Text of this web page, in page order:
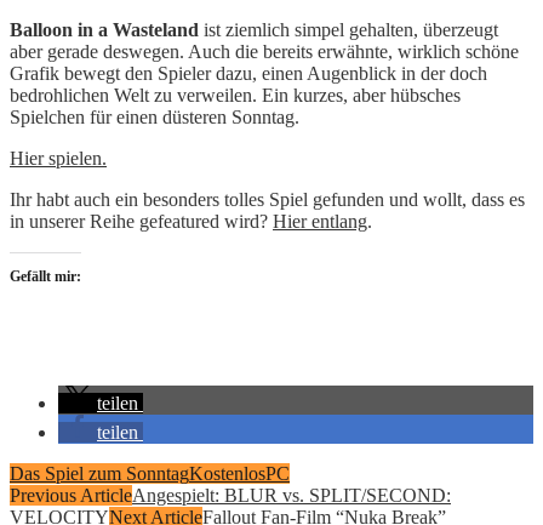
Balloon in a Wasteland ist ziemlich simpel gehalten, überzeugt
aber gerade deswegen. Auch die bereits erwähnte, wirklich schöne
Grafik bewegt den Spieler dazu, einen Augenblick in der doch
bedrohlichen Welt zu verweilen. Ein kurzes, aber hübsches
Spielchen für einen düsteren Sonntag.
Hier spielen.
Ihr habt auch ein besonders tolles Spiel gefunden und wollt, dass es
in unserer Reihe gefeatured wird? Hier entlang.
Gefällt mir:
teilen
teilen
Das Spiel zum SonntagKostenlosPC
Previous ArticleAngespielt: BLUR vs. SPLIT/SECOND:
VELOCITYNext ArticleFallout Fan-Film “Nuka Break”